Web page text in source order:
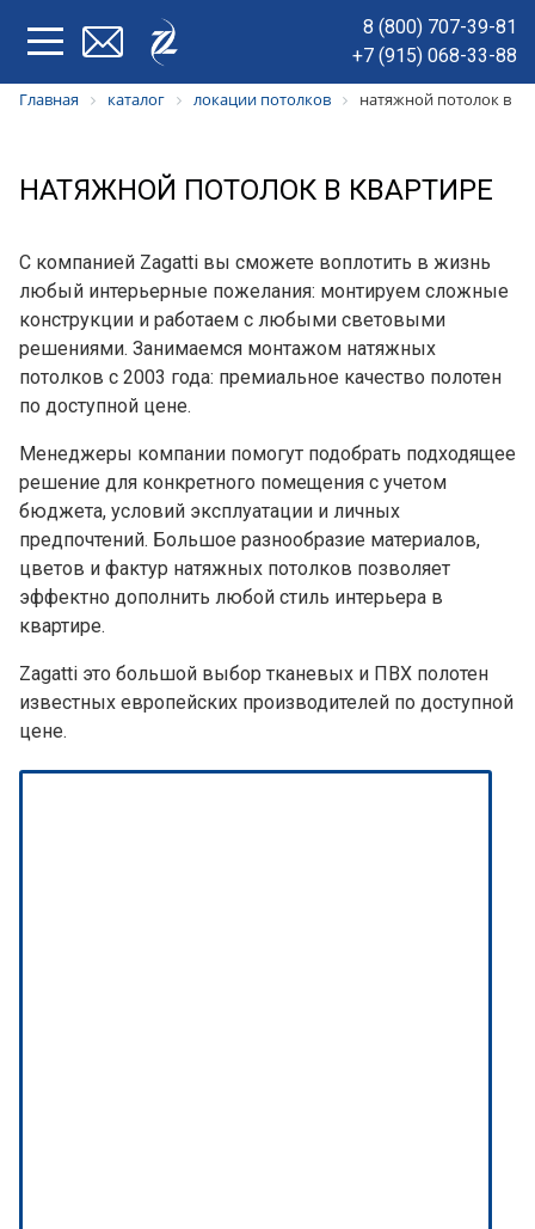
8 (800) 707-39-81
+7 (915) 068-33-88
Главная каталог локации потолков натяжной потолок в
НАТЯЖНОЙ ПОТОЛОК В КВАРТИРЕ
С компанией Zagatti вы сможете воплотить в жизнь
любый интерьерные пожелания: монтируем сложные
конструкции и работаем с любыми световыми
решениями. Занимаемся монтажом натяжных
потолков с 2003 года: премиальное качество полотен
по доступной цене.
Менеджеры компании помогут подобрать подходящее
решение для конкретного помещения с учетом
бюджета, условий эксплуатации и личных
предпочтений. Большое разнообразие материалов,
цветов и фактур натяжных потолков позволяет
эффектно дополнить любой стиль интерьера в
квартире.
Zagatti это большой выбор тканевых и ПВХ полотен
известных европейских производителей по доступной
цене.